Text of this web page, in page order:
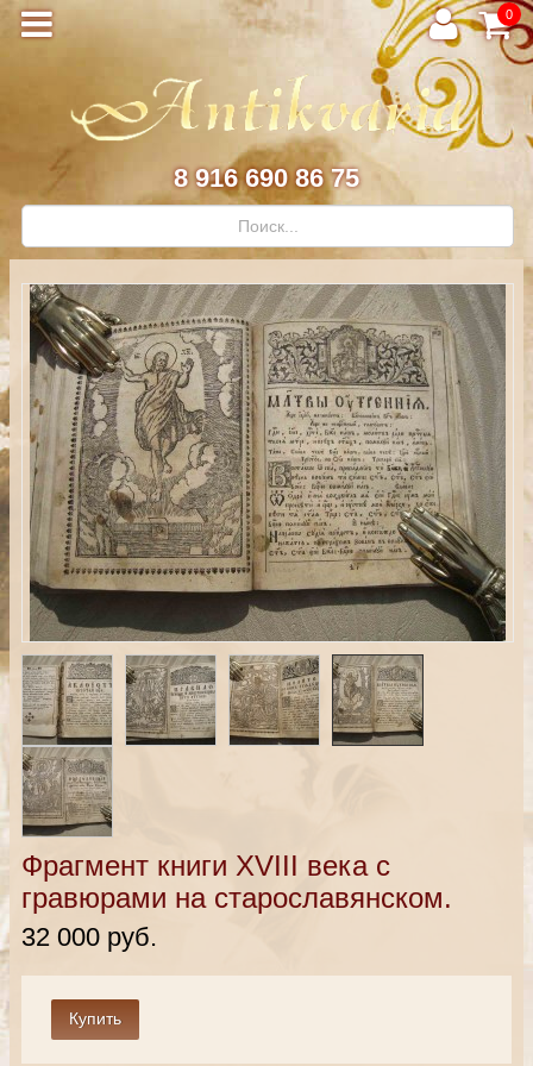
0
8 916 690 86 75
Фрагмент книги XVIII века с
гравюрами на старославянском.
32 000 руб.